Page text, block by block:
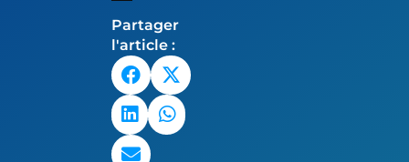
Partager
l'article :